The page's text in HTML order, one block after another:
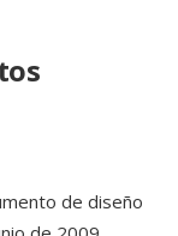
de diseño